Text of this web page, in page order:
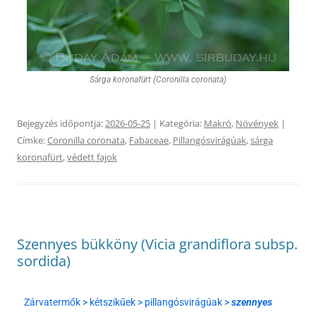
Sárga koronafürt (Coronilla coronata)
Bejegyzés időpontja:2026-05-25 | Kategória: Makró, Növények |
Címke:Coronilla coronata, Fabaceae, Pillangósvirágúak,sárga
koronafürt,védett fajok
Szennyes bükköny (Vicia grandiflora subsp.
sordida)
Zárvatermők > kétszikűek > pillangósvirágúak >szennyes